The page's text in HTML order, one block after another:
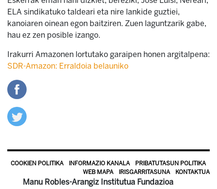
ELA sindikatuko taldeari eta nire lankide guztiei,
kanoiaren oinean egon baitziren. Zuen laguntzarik gabe,
hau ez zen posible izango.
Irakurri Amazonen lortutako garaipen honen argitalpena:
SDR-Amazon: Erraldoia belauniko
COOKIEN POLITIKA INFORMAZIO KANALA
PRIBATUTASUN POLITIKA
WEB MAPA
IRISGARRITASUNA KONTAKTUA
Manu Robles-Arangiz Institutua Fundazioa